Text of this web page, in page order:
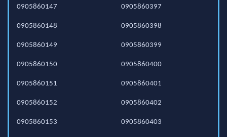
0905860147
0905860148
0905860149
0905860150
0905860151
0905860152
0905860153
0905860397
0905860398
0905860399
0905860400
0905860401
0905860402
0905860403